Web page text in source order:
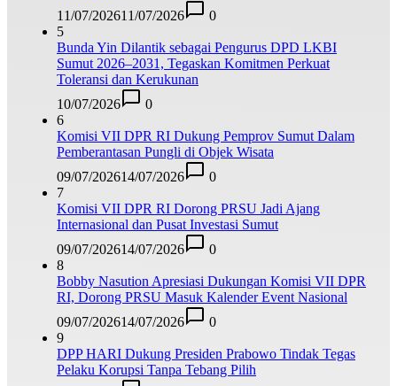
11/07/202611/07/2026
0
5
Bunda Yin Dilantik sebagai Pengurus DPD LKBI
Sumut 2026–2031, Tegaskan Komitmen Perkuat
Toleransi dan Kerukunan
10/07/2026
0
6
Komisi VII DPR RI Dukung Pemprov Sumut Dalam
Pemberantasan Pungli di Objek Wisata
09/07/202614/07/2026
0
7
Komisi VII DPR RI Dorong PRSU Jadi Ajang
Internasional dan Pusat Investasi Sumut
09/07/202614/07/2026
0
8
Bobby Nasution Apresiasi Dukungan Komisi VII DPR
RI, Dorong PRSU Masuk Kalender Event Nasional
09/07/202614/07/2026
0
9
DPP HARI Dukung Presiden Prabowo Tindak Tegas
Pelaku Korupsi Tanpa Tebang Pilih